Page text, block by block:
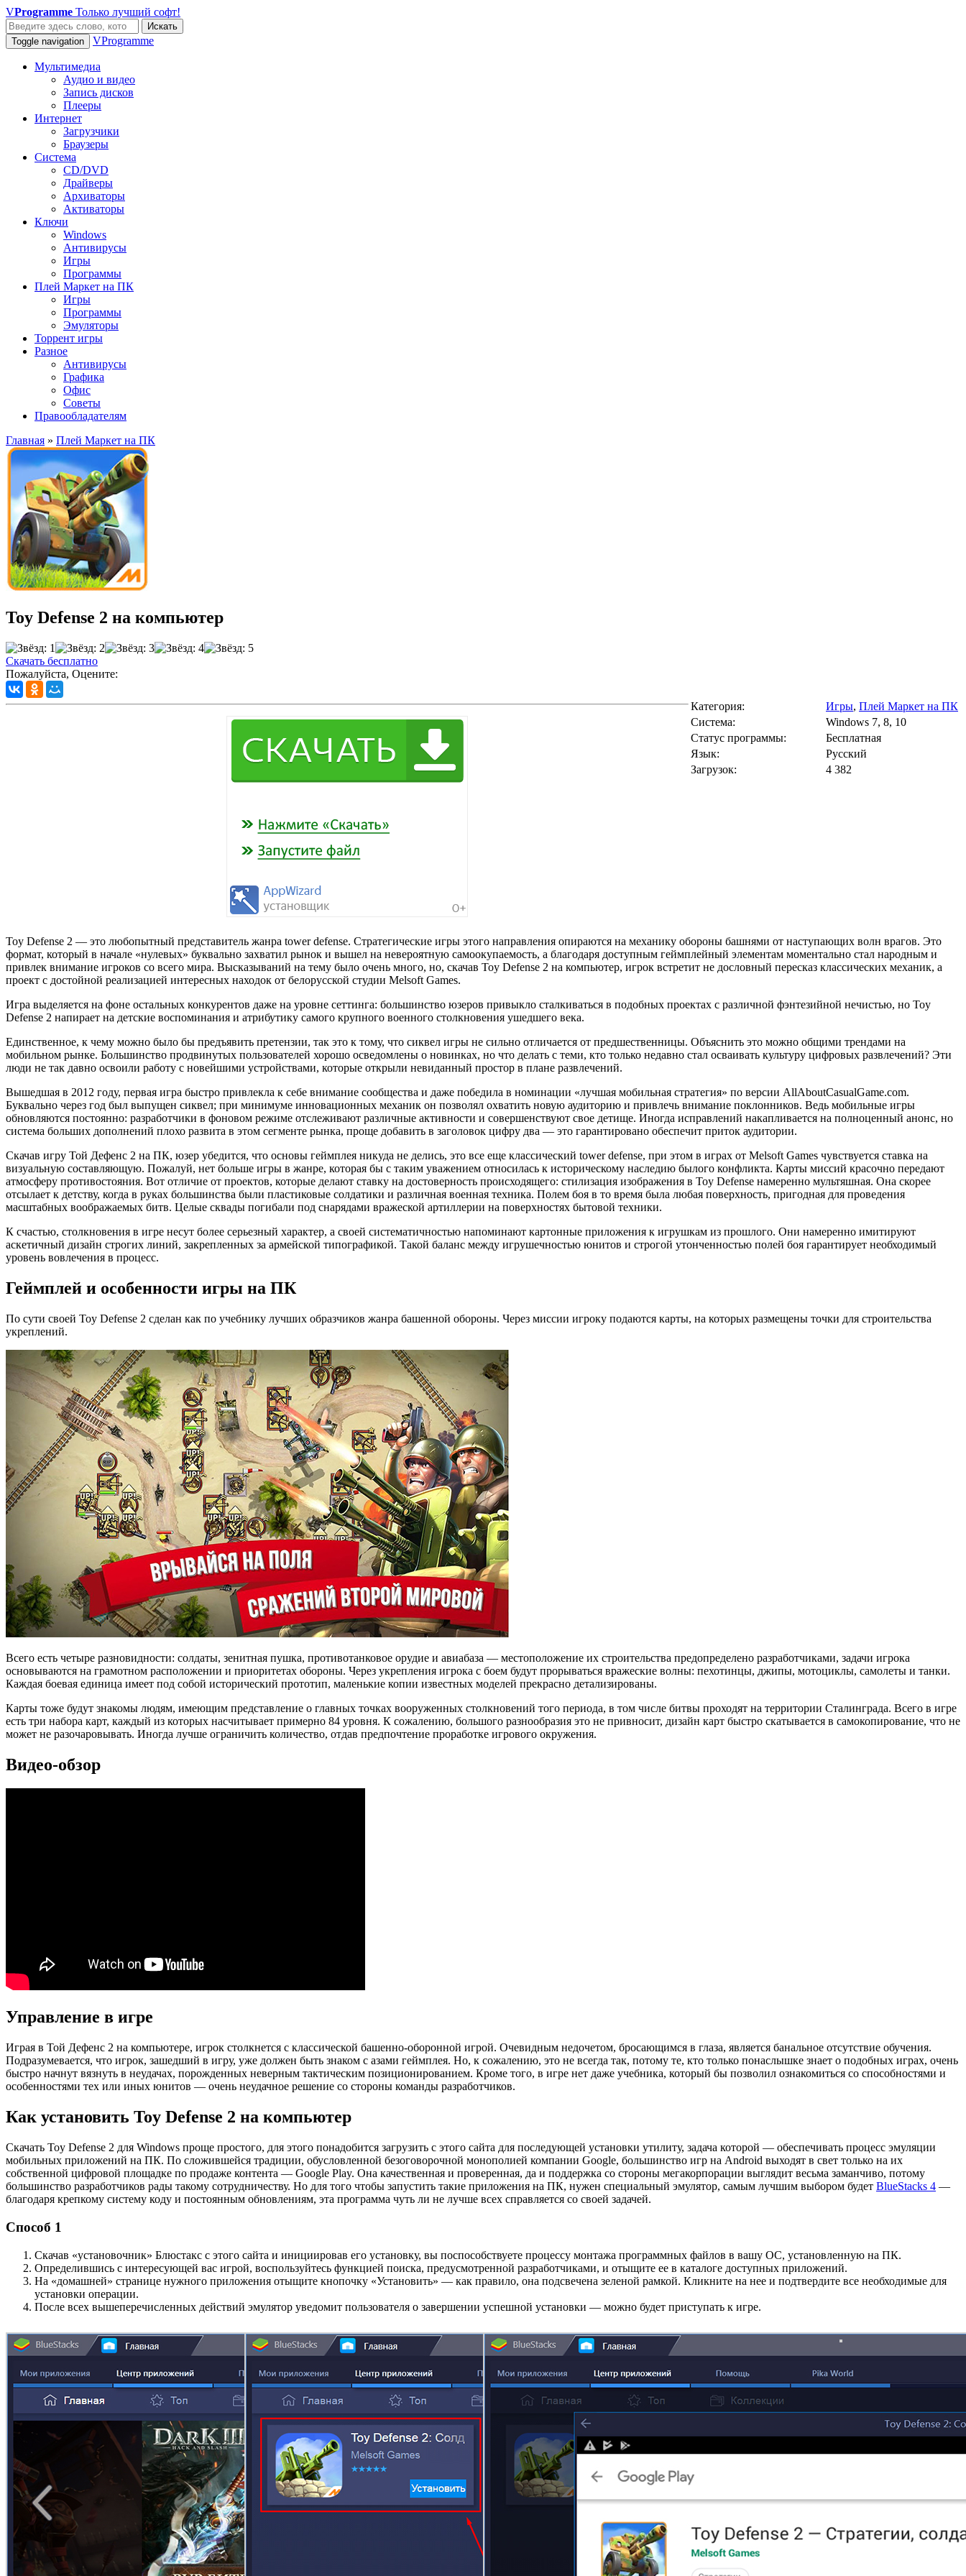
VProgramme Только лучший софт!
Искать
Toggle navigation
VProgramme
Мультимедиа
Аудио и видео
Запись дисков
Плееры
Интернет
Загрузчики
Браузеры
Система
CD/DVD
Драйверы
Архиваторы
Активаторы
Ключи
Windows
Антивирусы
Игры
Программы
Плей Маркет на ПК
Игры
Программы
Эмуляторы
Торрент игры
Разное
Антивирусы
Графика
Офис
Советы
Правообладателям
Главная » Плей Маркет на ПК
Toy Defense 2 на компьютер
Скачать бесплатно
Пожалуйста, Оцените:
Категория: Игры, Плей Маркет на ПК
Cистема:
Windows 7, 8, 10
Статус программы:
Бесплатная
Язык:
Русский
Загрузок:
4 382
Toy Defense 2 — это любопытный представитель жанра tower defense. Стратегические игры этого направления опираются на механику обороны башнями от наступающих волн врагов. Это
формат, который в начале «нулевых» буквально захватил рынок и вышел на невероятную самоокупаемость, а благодаря доступным геймплейный элементам моментально стал народным и
привлек внимание игроков со всего мира. Высказываний на тему было очень много, но, скачав Toy Defense 2 на компьютер, игрок встретит не дословный пересказ классических механик, а
проект с достойной реализацией интересных находок от белорусской студии Melsoft Games.
Игра выделяется на фоне остальных конкурентов даже на уровне сеттинга: большинство юзеров привыкло сталкиваться в подобных проектах с различной фэнтезийной нечистью, но Toy
Defense 2 напирает на детские воспоминания и атрибутику самого крупного военного столкновения ушедшего века.
Единственное, к чему можно было бы предъявить претензии, так это к тому, что сиквел игры не сильно отличается от предшественницы. Объяснить это можно общими трендами на
мобильном рынке. Большинство продвинутых пользователей хорошо осведомлены о новинках, но что делать с теми, кто только недавно стал осваивать культуру цифровых развлечений? Эти
люди не так давно освоили работу с новейшими устройствами, которые открыли невиданный простор в плане развлечений.
Вышедшая в 2012 году, первая игра быстро привлекла к себе внимание сообщества и даже победила в номинации «лучшая мобильная стратегия» по версии AllAboutCasualGame.com.
Буквально через год был выпущен сиквел; при минимуме инновационных механик он позволял охватить новую аудиторию и привлечь внимание поклонников. Ведь мобильные игры
обновляются постоянно: разработчики в фоновом режиме отслеживают различные активности и совершенствуют свое детище. Иногда исправлений накапливается на полноценный анонс, но
система больших дополнений плохо развита в этом сегменте рынка, проще добавить в заголовок цифру два — это гарантировано обеспечит приток аудитории.
Скачав игру Той Дефенс 2 на ПК, юзер убедится, что основы геймплея никуда не делись, это все еще классический tower defense, при этом в играх от Melsoft Games чувствуется ставка на
визуальную составляющую. Пожалуй, нет больше игры в жанре, которая бы с таким уважением относилась к историческому наследию былого конфликта. Карты миссий красочно передают
атмосферу противостояния. Вот отличие от проектов, которые делают ставку на достоверность происходящего: стилизация изображения в Toy Defense намеренно мультяшная. Она скорее
отсылает к детству, когда в руках большинства были пластиковые солдатики и различная военная техника. Полем боя в то время была любая поверхность, пригодная для проведения
масштабных воображаемых битв. Целые сквады погибали под снарядами вражеской артиллерии на поверхностях бытовой техники.
К счастью, столкновения в игре несут более серьезный характер, а своей систематичностью напоминают картонные приложения к игрушкам из прошлого. Они намеренно имитируют
аскетичный дизайн строгих линий, закрепленных за армейской типографикой. Такой баланс между игрушечностью юнитов и строгой утонченностью полей боя гарантирует необходимый
уровень вовлечения в процесс.
Геймплей и особенности игры на ПК
По сути своей Toy Defense 2 сделан как по учебнику лучших образчиков жанра башенной обороны. Через миссии игроку подаются карты, на которых размещены точки для строительства
укреплений.
Всего есть четыре разновидности: солдаты, зенитная пушка, противотанковое орудие и авиабаза — местоположение их строительства предопределено разработчиками, задачи игрока
основываются на грамотном расположении и приоритетах обороны. Через укрепления игрока с боем будут прорываться вражеские волны: пехотинцы, джипы, мотоциклы, самолеты и танки.
Каждая боевая единица имеет под собой исторический прототип, маленькие копии известных моделей прекрасно детализированы.
Карты тоже будут знакомы людям, имеющим представление о главных точках вооруженных столкновений того периода, в том числе битвы проходят на территории Сталинграда. Всего в игре
есть три набора карт, каждый из которых насчитывает примерно 84 уровня. К сожалению, большого разнообразия это не привносит, дизайн карт быстро скатывается в самокопирование, что не
может не разочаровывать. Иногда лучше ограничить количество, отдав предпочтение проработке игрового окружения.
Видео-обзор
Управление в игре
Играя в Той Дефенс 2 на компьютере, игрок столкнется с классической башенно-оборонной игрой. Очевидным недочетом, бросающимся в глаза, является банальное отсутствие обучения.
Подразумевается, что игрок, зашедший в игру, уже должен быть знаком с азами геймплея. Но, к сожалению, это не всегда так, потому те, кто только понаслышке знает о подобных играх, очень
быстро начнут вязнуть в неудачах, порожденных неверным тактическим позиционированием. Кроме того, в игре нет даже учебника, который бы позволил ознакомиться со способностями и
особенностями тех или иных юнитов — очень неудачное решение со стороны команды разработчиков.
Как установить Toy Defense 2 на компьютер
Скачать Toy Defense 2 для Windows проще простого, для этого понадобится загрузить с этого сайта для последующей установки утилиту, задача которой — обеспечивать процесс эмуляции
мобильных приложений на ПК. По сложившейся традиции, обусловленной безоговорочной монополией компании Google, большинство игр на Android выходят в свет только на их
собственной цифровой площадке по продаже контента — Google Play. Она качественная и проверенная, да и поддержка со стороны мегакорпорации выглядит весьма заманчиво, потому
большинство разработчиков рады такому сотрудничеству. Но для того чтобы запустить такие приложения на ПК, нужен специальный эмулятор, самым лучшим выбором будет BlueStacks 4 —
благодаря крепкому систему коду и постоянным обновлениям, эта программа чуть ли не лучше всех справляется со своей задачей.
Способ 1
Скачав «установочник» Блюстакс с этого сайта и инициировав его установку, вы поспособствуете процессу монтажа программных файлов в вашу ОС, установленную на ПК.
Определившись с интересующей вас игрой, воспользуйтесь функцией поиска, предусмотренной разработчиками, и отыщите ее в каталоге доступных приложений.
На «домашней» странице нужного приложения отыщите кнопочку «Установить» — как правило, она подсвечена зеленой рамкой. Кликните на нее и подтвердите все необходимые для
установки операции.
После всех вышеперечисленных действий эмулятор уведомит пользователя о завершении успешной установки — можно будет приступать к игре.